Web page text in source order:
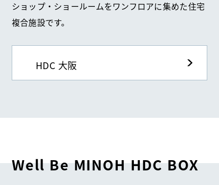
ショップ・ショールームをワンフロアに集めた住宅
複合施設です。
HDC 大阪
Well Be MINOH HDC BOX